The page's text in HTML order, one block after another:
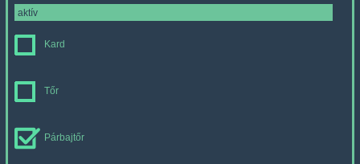
Kard
Tőr
Párbajtőr